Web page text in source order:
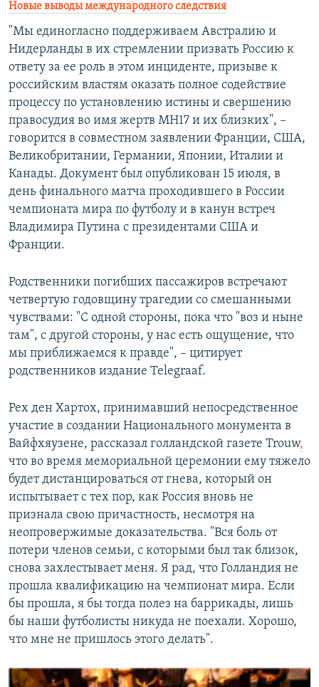
Новые выводы международного следствия
"Мы единогласно поддерживаем Австралию и
Нидерланды в их стремлении призвать Россию к
ответу за ее роль в этом инциденте, призыве к
российским властям оказать полное содействие
процессу по установлению истины и свершению
правосудия во имя жертв МН17 и их близких", –
говорится в совместном заявлении Франции, США,
Великобритании, Германии, Японии, Италии и
Канады. Документ был опубликован 15 июля, в
день финального матча проходившего в России
чемпионата мира по футболу и в канун встреч
Владимира Путина с президентами США и
Франции.
Родственники погибших пассажиров встречают
четвертую годовщину трагедии со смешанными
чувствами: "С одной стороны, пока что "воз и ныне
там", с другой стороны, у нас есть ощущение, что
мы приближаемся к правде", – цитирует
родственников издание Telegraaf.
Рех ден Хартох, принимавший непосредственное
участие в создании Национального монумента в
Вайфхяузене, рассказал голландской газете Trouw,
что во время мемориальной церемонии ему тяжело
будет дистанцироваться от гнева, который он
испытывает с тех пор, как Россия вновь не
признала свою причастность, несмотря на
неопровержимые доказательства. "Вся боль от
потери членов семьи, с которыми был так близок,
снова захлестывает меня. Я рад, что Голландия не
прошла квалификацию на чемпионат мира. Если
бы прошла, я бы тогда полез на баррикады, лишь
бы наши футболисты никуда не поехали. Хорошо,
что мне не пришлось этого делать".